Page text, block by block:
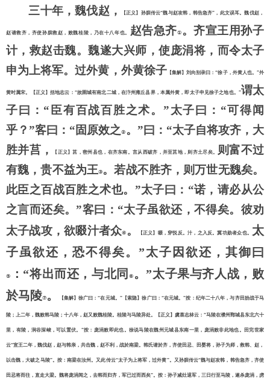
三十年，魏伐赵， 【正义】孙膑传云“魏与赵攻韩，韩告急齐”，此文误耳。魏伐赵，
赵请救齐，齐使孙膑救赵，败魏桂陵，乃在十八年也。 赵告急齐① 。齐宣王用孙子
计，救赵击魏。魏遂大兴师，使庞涓将，而令太子
申为上将军。过外黄，外黄徐子 【集解】刘向别录曰：“徐子，外黄人也。”外
黄时属宋。【正义】括地志云：“故圉城有南北二城，在汴州雍丘县界，本属外黄，即太子申见徐子之地也。”谓太
子曰： “臣有百战百胜之术。”太子曰：“可得闻
乎？”客曰：“固原效之② 。 ”曰：“太子自将攻齐，大
胜并莒，
【正义】莒，密州县也，在齐东南。言从西破齐，并至莒地，则齐土尽矣。
则富不过
有魏，贵不益为王③ 。若战不胜齐，则万世无魏矣。
此臣之百战百胜之术也。 ”太子曰：“诺，请必从公
之言而还矣。”客曰：“太子虽欲还，不得矣。彼劝
太子战攻，欲啜汁者众④ 。 【正义】啜，穿悦反。汁，之入反。冀功勋者众也。
太
子虽欲还，恐不得矣。 ”太子因欲还，其御曰
⑤ ： “将出而还，与北同⑥ 。”太子果与齐人战，败
於马陵⑦ 。 【集解】徐广曰：“在元城。”【索隐】徐广曰：“在元城。”按：纪年二十八年，与齐田朌战于马
陵；上二年，魏败韩马陵；十八年，赵又败魏桂陵。桂陵与马陵异处。【正义】虞喜志林云：“马陵在濮州鄄城县东北六十
里，有陵，涧谷深峻，可以置伏。”按：庞涓败即此也。徐说马陵在魏州元城县东南一里，庞涓败非此地也。田完世家
云“宣王二年，魏伐赵，赵与韩亲，共击魏，赵不利，战於南梁。韩氏请於齐，齐使田忌、田婴将，孙子为师，救韩、赵，
以击魏，大破之马陵”。按：南梁在汝州。又此传云“太子为上将军，过外黄”。又孙膑传云“魏与赵攻韩，韩告急齐，齐使
田忌将而往，直走大梁。魏将庞涓闻之，去韩而归齐，军已过而西矣”。按：孙子减灶退军，三日行至马陵，遂杀庞涓，虏